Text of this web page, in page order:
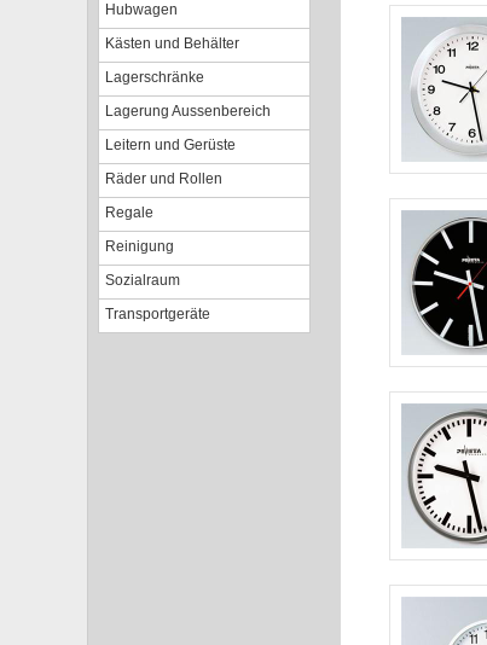
Hubwagen
Kästen und Behälter
Lagerschränke
Lagerung Aussenbereich
Leitern und Gerüste
Räder und Rollen
Regale
Reinigung
Sozialraum
Transportgeräte